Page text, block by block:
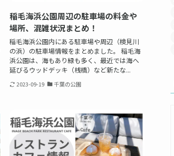
稲毛海浜公園周辺の駐車場の料金や
場所、混雑状況まとめ！
稲毛海浜公園内にある駐車場や周辺（検見川
の浜）の駐車場情報をまとめました。 稲毛海
浜公園は、海もあり緑も多く、最近では海へ
延びるウッドデッキ（桟橋）など新たな...
2023-09-19 千葉の公園